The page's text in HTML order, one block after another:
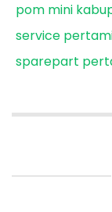
pom mini
service
sparepart